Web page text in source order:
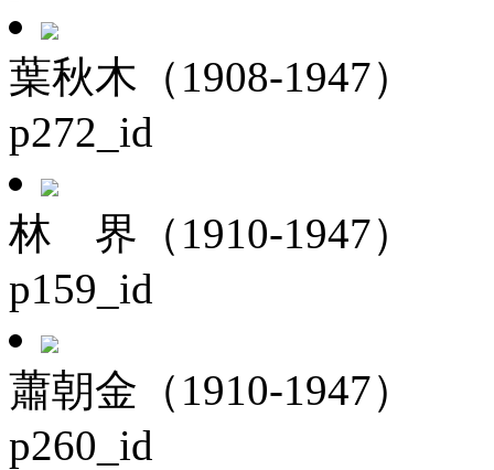
葉秋木（1908-1947）
p272_id
林 界（1910-1947）
p159_id
蕭朝金（1910-1947）
p260_id